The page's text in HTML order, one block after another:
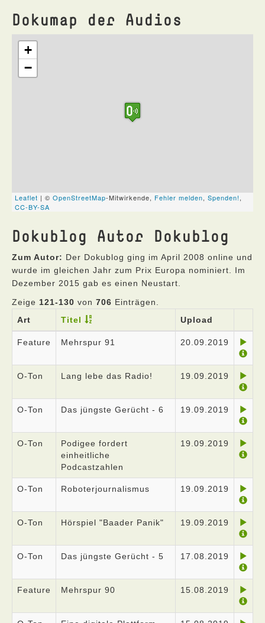
Dokumap der Audios
Dokublog Autor Dokublog
Zum Autor: Der Dokublog ging im April 2008 online und
wurde im gleichen Jahr zum Prix Europa nominiert. Im
Dezember 2015 gab es einen Neustart.
Zeige 121-130 von 706 Einträgen.
Art
Titel Upload
Feature Mehrspur 91 20.09.2019
O-Ton Lang lebe das Radio! 19.09.2019
O-Ton Das jüngste Gerücht - 6 19.09.2019
O-Ton
Podigee fordert
einheitliche
Podcastzahlen
19.09.2019
O-Ton Roboterjournalismus 19.09.2019
O-Ton Hörspiel "Baader Panik" 19.09.2019
O-Ton Das jüngste Gerücht - 5 17.08.2019
Feature Mehrspur 90 15.08.2019